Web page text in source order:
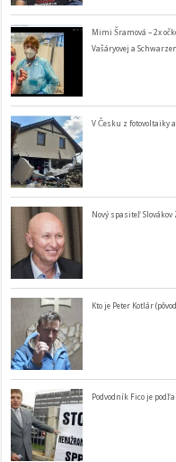
Mimi Šramová – 2x
Vašáryovej a
V Česku z fotovoltaiky
Nový spasiteľ
Kto je Peter Kotlár
Podvodník Fico je